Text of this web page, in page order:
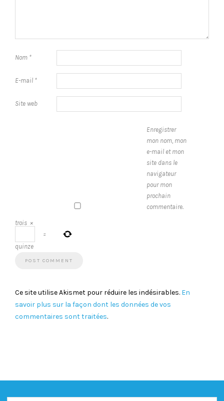
Nom *
E-mail *
Site web
Enregistrer
mon nom, mon
e-mail et mon
site dans le
navigateur
pour mon
prochain
commentaire.
trois ×
=
quinze
Ce site utilise Akismet pour réduire les indésirables. En
savoir plus sur la façon dont les données de vos
commentaires sont traitées.